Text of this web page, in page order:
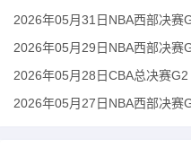
2026年05月31日NBA西部决赛
2026年05月29日NBA西部决赛
2026年05月28日CBA总决赛
2026年05月27日NBA西部决赛